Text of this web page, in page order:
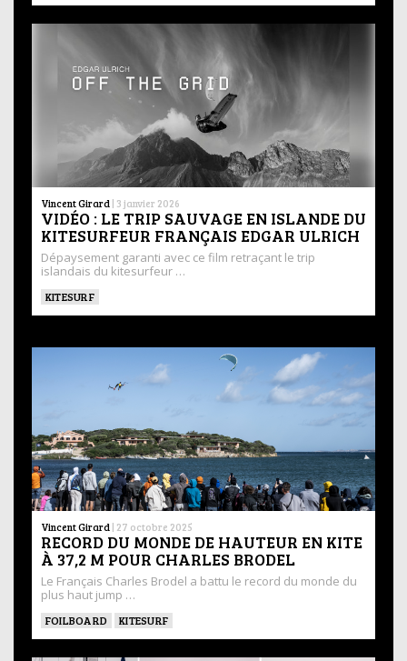
Vincent Girard | 3 janvier 2026
VIDÉO : LE TRIP SAUVAGE EN ISLANDE DU
KITESURFEUR FRANÇAIS EDGAR ULRICH
Dépaysement garanti avec ce film retraçant le trip
islandais du kitesurfeur …
KITESURF
Vincent Girard | 27 octobre 2025
RECORD DU MONDE DE HAUTEUR EN KITE
À 37,2 M POUR CHARLES BRODEL
Le Français Charles Brodel a battu le record du monde du
plus haut jump …
FOILBOARD KITESURF